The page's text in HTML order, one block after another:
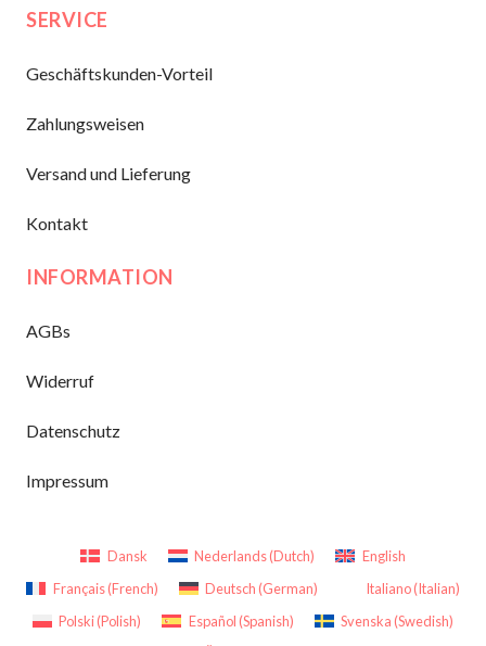
SERVICE
Geschäftskunden-Vorteil
Zahlungsweisen
Versand und Lieferung
Kontakt
INFORMATION
AGBs
Widerruf
Datenschutz
Impressum
Dansk Nederlands(Dutch)
English
Français(French) Deutsch (German) Italiano(Italian)
Polski(Polish) Español (Spanish) Svenska (Swedish)